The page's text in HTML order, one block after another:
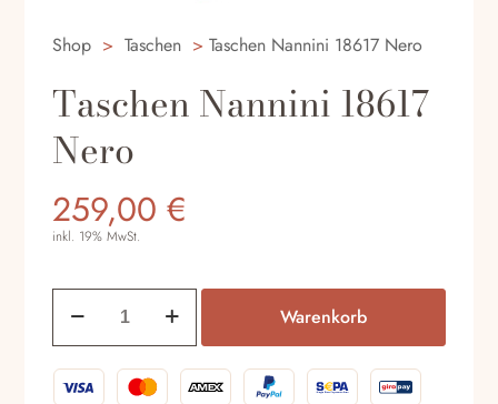
Shop > Taschen > Taschen Nannini 18617 Nero
Taschen Nannini 18617
Nero
259,00€
inkl. 19% MwSt.
18617
Nero
Warenkorb